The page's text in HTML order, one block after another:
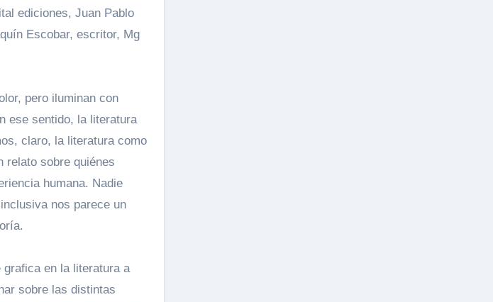
ediciones, Juan Pablo
Escobar, escritor, Mg
pero iluminan con
ese sentido, la literatura
claro, la literatura como
relato sobre quiénes
humana. Nadie
nos parece un
grafica en la literatura a
sobre las distintas